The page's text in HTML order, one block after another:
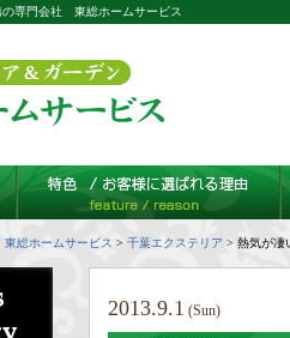
の専門会社 東総ホームサービス
総ホームサービス > 千葉エクステリア > 熱気が凄
2013.9.1 (Sun)